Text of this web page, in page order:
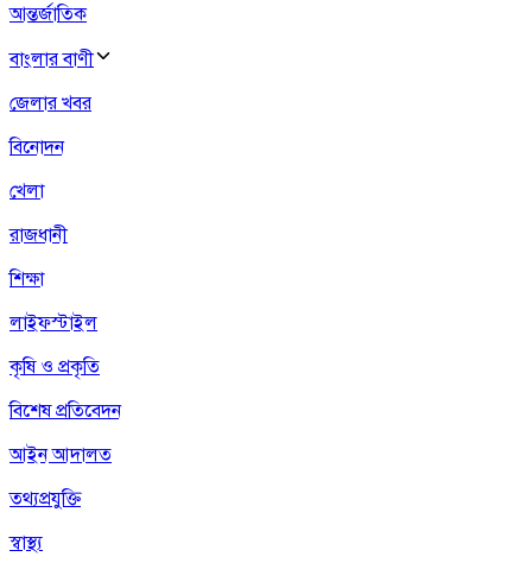
আন্তর্জাতিক
বাংলার বাণী
জেলার খবর
বিনোদন
খেলা
রাজধানী
শিক্ষা
লাইফস্টাইল
কৃষি ও প্রকৃতি
বিশেষ প্রতিবেদন
আইন আদালত
তথ্যপ্রযুক্তি
স্বাস্থ্য